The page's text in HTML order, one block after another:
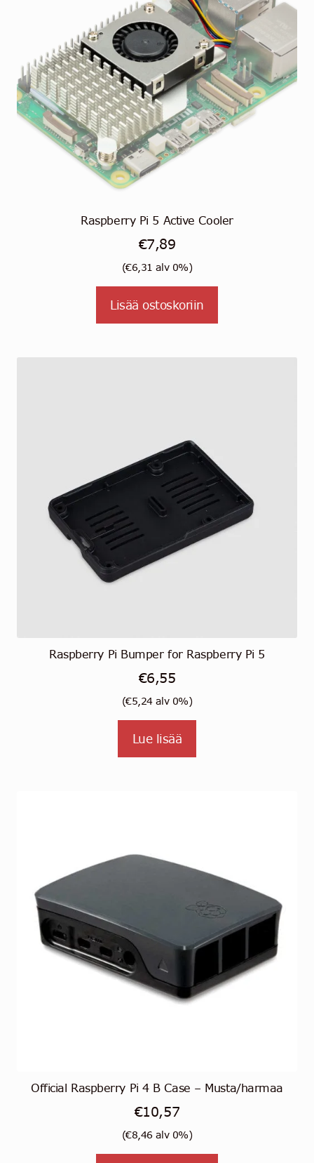
tuotteen
sivulla.
Raspberry Pi 5 Active Cooler
€7,89
(€6,31 alv 0%)
Lisää ostoskoriin
Raspberry Pi Bumper for Raspberry Pi 5
€6,55
(€5,24alv 0%)
Lue lisää
Official Raspberry Pi 4 B Case – Musta/harmaa
€10,57
(€8,46alv 0%)